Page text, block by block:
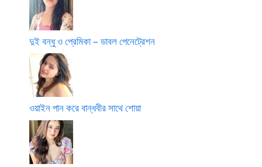
দুই বন্ধু ও প্রেমিকা – ডাবল পেনেট্রেশন
ওয়াইন পান করে বান্ধবীর সাথে শোয়া